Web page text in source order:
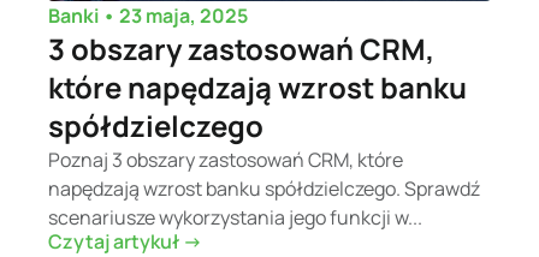
Banki • 23 maja, 2025
3 obszary zastosowań CRM,
które napędzają wzrost banku
spółdzielczego
Poznaj 3 obszary zastosowań CRM, które
napędzają wzrost banku spółdzielczego. Sprawdź
scenariusze wykorzystania jego funkcji w...
Czytaj artykuł ->